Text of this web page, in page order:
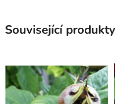
Související produkty